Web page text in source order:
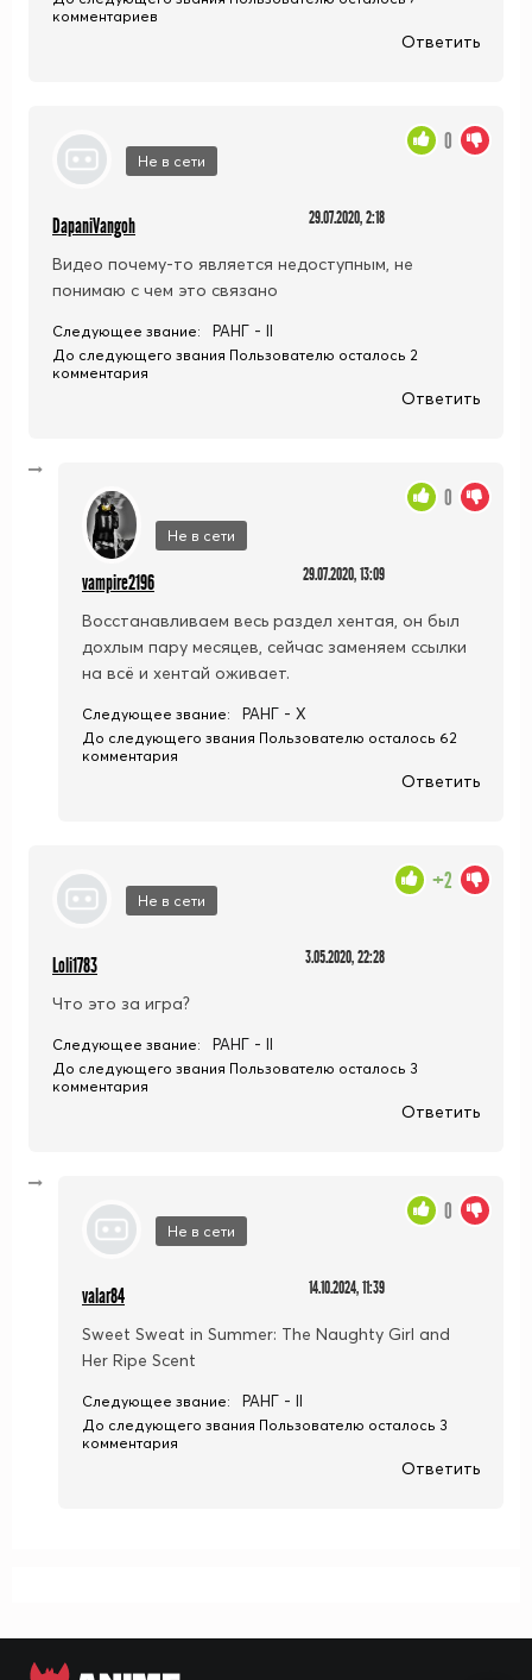
комментариев
Ответить
Не в сети
DapaniVangoh 29.07.2020, 2:18
Видео почему-то является недоступным, не
понимаю с чем это связано
0
Следующее звание: РАНГ - II
До следующего звания Пользователю осталось 2
комментария
Ответить
Не в сети
vampire2196 29.07.2020, 13:09
Восстанавливаем весь раздел хентая, он был
дохлым пару месяцев, сейчас заменяем ссылки
на всё и хентай оживает.
0
Следующее звание: РАНГ - X
До следующего звания Пользователю осталось 62
комментария
Ответить
Не в сети
Loli1783 3.05.2020, 22:28
Что это за игра?
+2
Следующее звание: РАНГ - II
До следующего звания Пользователю осталось 3
комментария
Ответить
Не в сети
valar84 14.10.2024, 11:39
Sweet Sweat in Summer: The Naughty Girl and
Her Ripe Scent
0
Следующее звание: РАНГ - II
До следующего звания Пользователю осталось 3
комментария
Ответить